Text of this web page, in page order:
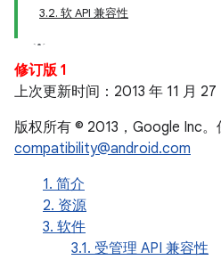
3.2. 软 API 兼容性
修订版 1
上次更新时间：2013 年 11 月 27
版权所有 © 2013，Google Inc。
compatibility@android.com
1. 简介
2. 资源
3. 软件
3.1. 受管理 API 兼容性